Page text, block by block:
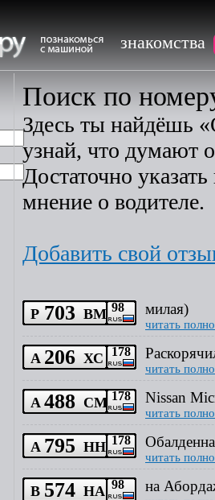
знакомства
Поиск по
Здесь ты найдёшь
узнай, что думают
Достаточно
мнение о водителе.
Добавить свой
Р 703 ВМ 98 милая)
читать
А 206 ХС 178
читать
А 488 СМ 178 Nissan
читать
А 795 НН 178
читать
В 574 НА 98 на